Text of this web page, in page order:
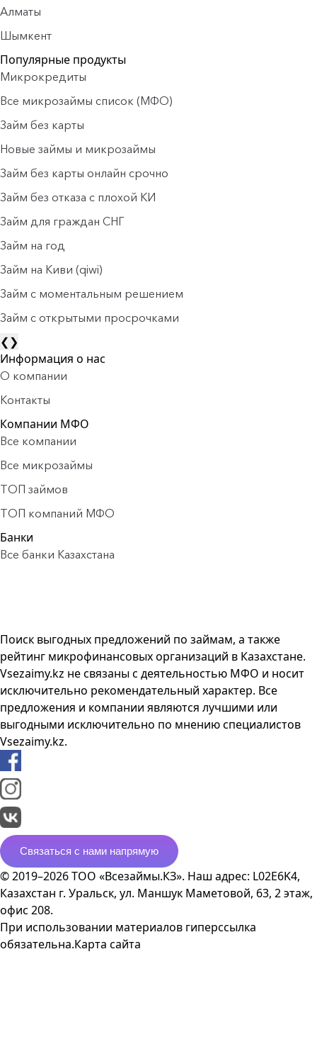
Алматы
Шымкент
Популярные продукты
Микрокредиты
Все микрозаймы список (МФО)
Займ без карты
Новые займы и микрозаймы
Займ без карты онлайн срочно
Займ без отказа с плохой КИ
Займ для граждан СНГ
Займ на год
Займ на Киви (qiwi)
Займ c моментальным решением
Займ с открытыми просрочками
❮❯
Информация о нас
О компании
Контакты
Компании МФО
Все компании
Все микрозаймы
ТОП займов
ТОП компаний МФО
Банки
Все банки Казахстана
Поиск выгодных предложений по займам, а также
рейтинг микрофинансовых организаций в Казахстане.
Vsezaimy.kz не связаны с деятельностью МФО и носит
исключительно рекомендательный характер. Все
предложения и компании являются лучшими или
выгодными исключительно по мнению специалистов
Vsezaimy.kz.
Связаться с нами напрямую
© 2019–2026 ТОО «Всезаймы.КЗ». Наш адрес: L02E6K4,
Казахстан г. Уральск, ул. Маншук Маметовой, 63, 2 этаж,
офис 208.
При использовании материалов гиперссылка
обязательна.Карта сайта